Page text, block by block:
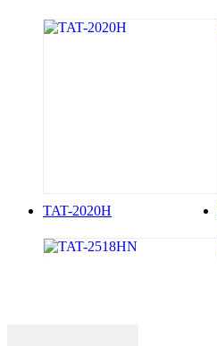
TAT-2020H